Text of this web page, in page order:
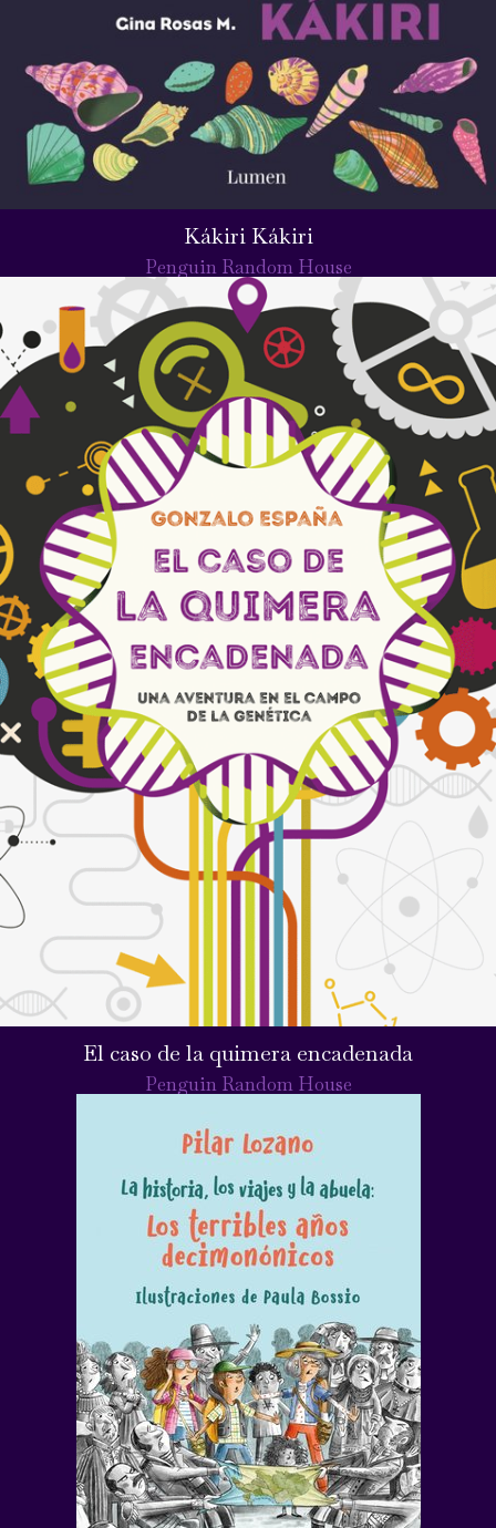
Kákiri Kákiri
Penguin Random House
El caso de la quimera encadenada
Penguin Random House